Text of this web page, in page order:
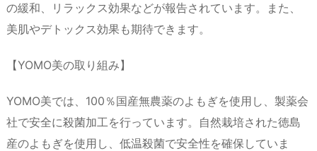
の緩和、リラックス効果などが報告されています。また、
美肌やデトックス効果も期待できます。
【YOMO美の取り組み】
YOMO美では、100％国産無農薬のよもぎを使用し、製薬会
社で安全に殺菌加工を行っています。自然栽培された徳島
産のよもぎを使用し、低温殺菌で安全性を確保していま